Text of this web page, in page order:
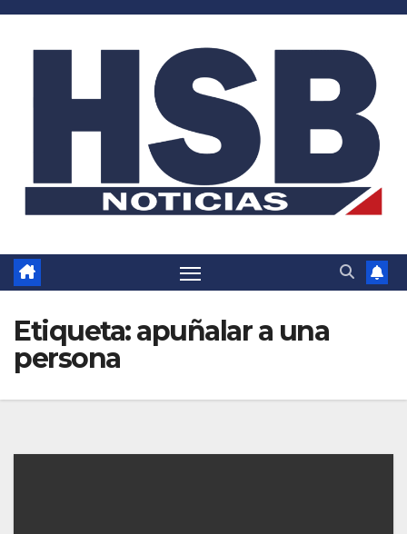
Saltar
Etiqueta:apuñalar a una
persona